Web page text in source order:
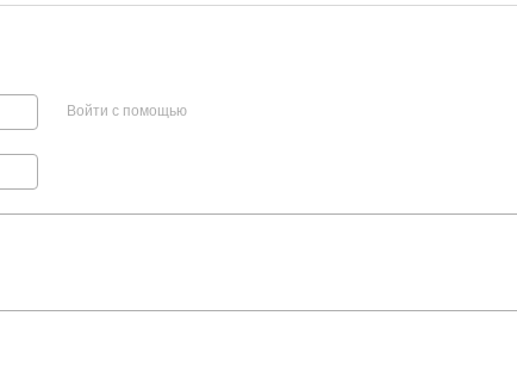
Войти с помощью